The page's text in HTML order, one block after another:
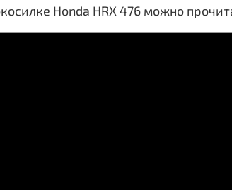
Honda HRX 476 можно